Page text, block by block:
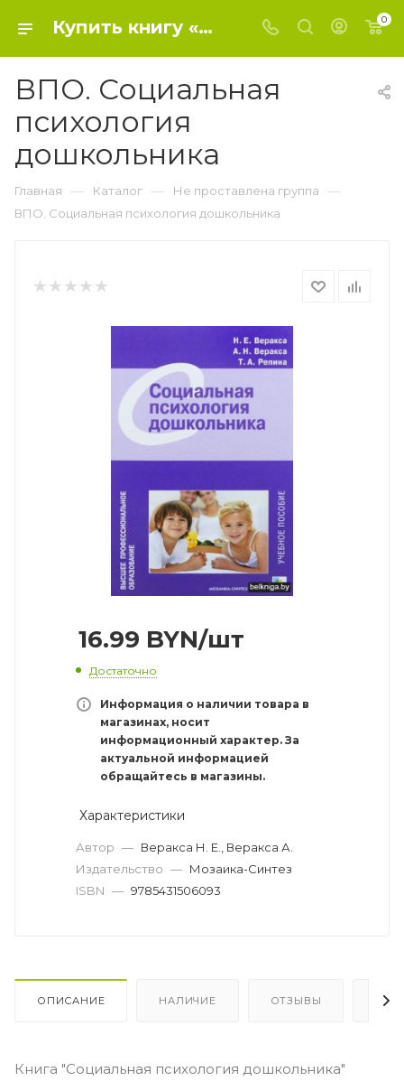
Купить книгу «ВПО. Социальная психология дошкольника» 0, Веракса Н. Е., Веракса А. - Не проставлена группа 0
ВПО. Социальная
психология
дошкольника
Главная — Каталог — Не проставлена группа —
ВПО. Социальная психология дошкольника
16.99 BYN/шт
Достаточно
Информация о наличии товара в
магазинах, носит
информационный характер. За
актуальной информацией
обращайтесь в магазины.
Характеристики
Автор — Веракса Н. Е., Веракса А.
Издательство — Мозаика-Синтез
ISBN — 9785431506093
ОПИСАНИЕ НАЛИЧИЕ ОТЗЫВЫ
Книга "Социальная психология дошкольника"